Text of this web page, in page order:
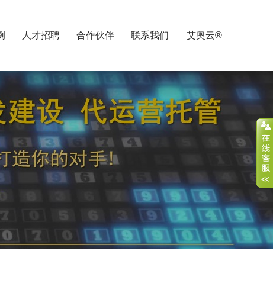
人才招聘 合作伙伴 联系我们 艾奥云®